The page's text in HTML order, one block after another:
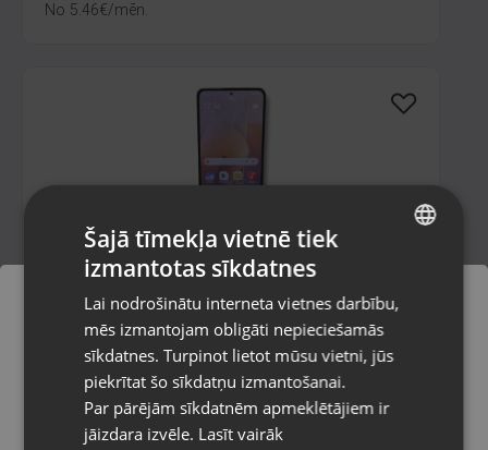
No 5.46€/mēn.
Xiaomi Redmi Note 11 Pro+ 5G 128GB
Liepāja, P. Brieža iela 14
Stāvoklis Lietots (Garantija 6 mēneši)
79.00€
/mēn.
Pasūtījumi tiks piegādāti uz
izvēlēto valsti
Vietnes saturs būs attēlots izvēlētajā
RUSSIAN
Šajā tīmekļa vietnē tiek
izmantotas sīkdatnes
Lai nodrošinātu interneta vietnes darbību,
mēs izmantojam obligāti nepieciešamās
sīkdatnes. Turpinot lietot mūsu vietni, jūs
piekrītat šo sīkdatņu izmantošanai.
Par pārējām sīkdatnēm apmeklētājiem ir
jāizdara izvēle. Lasīt vairāk